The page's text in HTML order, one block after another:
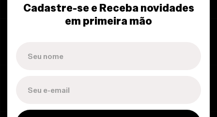
Cadastre-se e Receba novidades
em primeira mão